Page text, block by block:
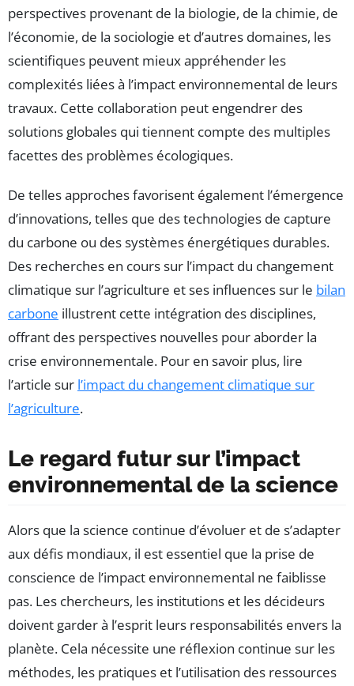
perspectives provenant de la biologie, de la chimie, de
l’économie, de la sociologie et d’autres domaines, les
scientifiques peuvent mieux appréhender les
complexités liées à l’impact environnemental de leurs
travaux. Cette collaboration peut engendrer des
solutions globales qui tiennent compte des multiples
facettes des problèmes écologiques.
De telles approches favorisent également l’émergence
d’innovations, telles que des technologies de capture
du carbone ou des systèmes énergétiques durables.
Des recherches en cours sur l’impact du changement
climatique sur l’agriculture et ses influences sur le bilan
carbone illustrent cette intégration des disciplines,
offrant des perspectives nouvelles pour aborder la
crise environnementale. Pour en savoir plus, lire
l’article sur l’impact du changement climatique sur
l’agriculture.
Le regard futur sur l’impact
environnemental de la science
Alors que la science continue d’évoluer et de s’adapter
aux défis mondiaux, il est essentiel que la prise de
conscience de l’impact environnemental ne faiblisse
pas. Les chercheurs, les institutions et les décideurs
doivent garder à l’esprit leurs responsabilités envers la
planète. Cela nécessite une réflexion continue sur les
méthodes, les pratiques et l’utilisation des ressources